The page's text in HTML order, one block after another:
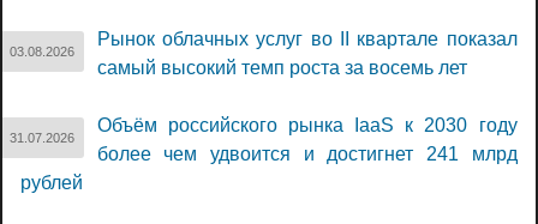
03.08.2026
Рынок облачных услуг во II квартале показал
самый высокий темп роста за восемь лет
31.07.2026
Объём российского рынка IaaS к 2030 году
более чем удвоится и достигнет 241 млрд
рублей